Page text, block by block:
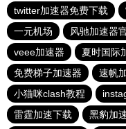
twitter加速器免费下载
一元机场
风驰加速器
veee加速器
夏时国际
免费梯子加速器
速帆
小猫咪clash教程
雷霆加速下载
黑豹加